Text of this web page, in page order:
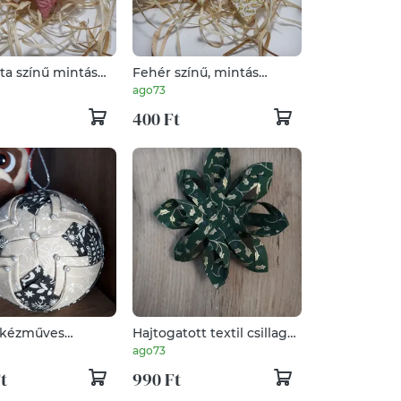
színű mintás
Fehér színű, mintás
szívformájú
karácsonyfadísz arany
antikolással
ago73
400 Ft
karácsonyi
Hajtogatott textil csillag
karácsonyfadísz
ago73
990 Ft